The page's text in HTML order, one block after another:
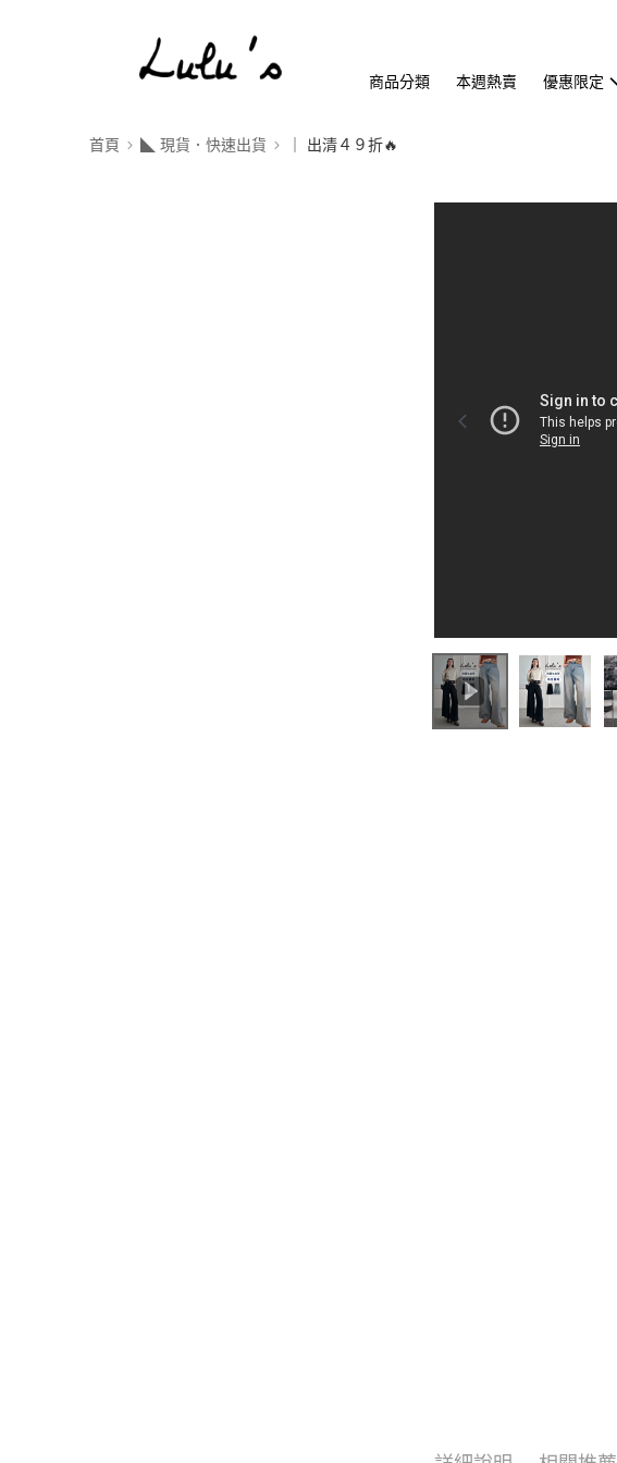
商品分類 本週熱賣 優惠限定
首頁 ◣ 現貨．快速出貨 ｜ 出清４９折🔥